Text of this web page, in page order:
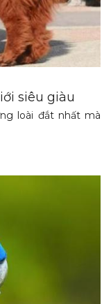
siêu giàu
loài đắt nhất mà